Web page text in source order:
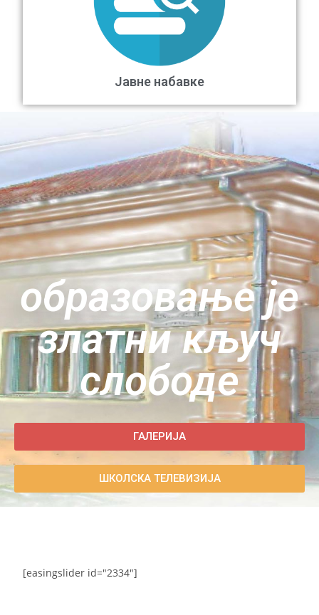
Јавне набавке
oбразовање је
златни кључ
слободе
ГАЛЕРИЈА
ШКОЛСКА ТЕЛЕВИЗИЈА
[easingslider id="2334"]